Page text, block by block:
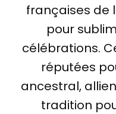
françaises de
pour
célébrations.
réputées
ancestral,
tradition